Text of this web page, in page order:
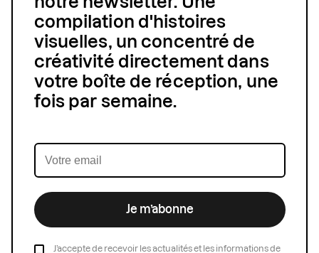
compilation d'histoires
visuelles, un concentré de
créativité directement dans
votre boîte de réception, une
fois par semaine.
Je m’abonne
J’accepte de recevoir les actualités et les informations de